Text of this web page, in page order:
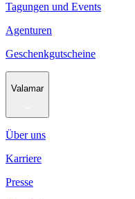
Tagungen und Events
Agenturen
Geschenkgutscheine
Valamar
Über uns
Karriere
Presse